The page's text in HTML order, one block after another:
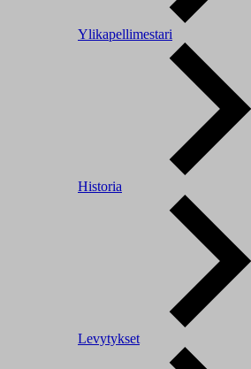
Ylikapellimestari
Historia
Levytykset